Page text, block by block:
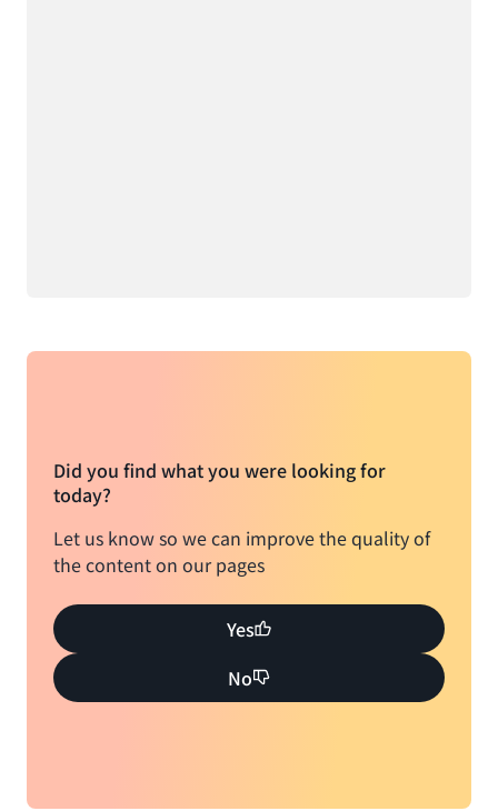
Did you find what you were looking for
today?
Let us know so we can improve the quality of
the content on our pages
Yes
No